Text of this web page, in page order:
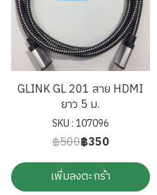
GLINK GL 201 สาย HDMI
ยาว 5 ม.
SKU : 107096
฿500฿350
เพิ่มลงตะกร้า